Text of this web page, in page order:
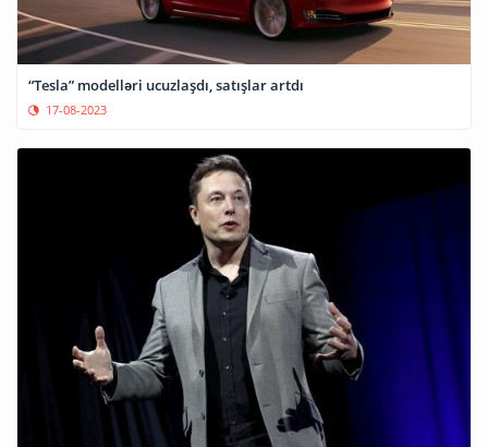
“Tesla” modelləri ucuzlaşdı, satışlar artdı
17-08-2023